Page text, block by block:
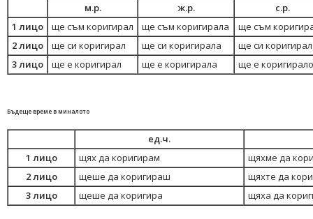
м.р.
ж.р.
с.р.
1 лицо
ще съм коригирал ще съм коригирала
ще съм
2 лицо
ще си коригирал ще си коригирала
ще си
3 лицо
ще е коригирал ще е коригирала ще е коригирало
Бъдеще време в миналото
ед.ч.
1 лицо
щях да коригирам
щяхме да
2 лицо
щеше да коригираш
щяхте да
3 лицо
щеше да коригира щяха да